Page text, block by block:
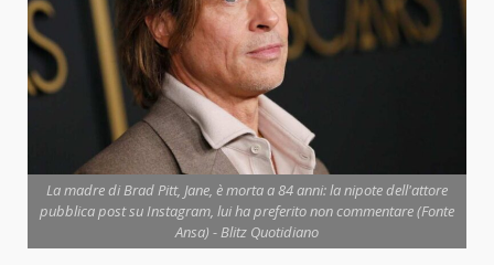
La madre di Brad Pitt, Jane, è morta a 84 anni: la nipote dell'attore
pubblica post su Instagram, lui ha preferito non commentare (Fonte
Ansa) - Blitz Quotidiano